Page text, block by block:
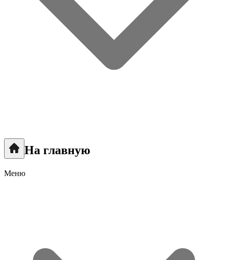
На главную
Меню